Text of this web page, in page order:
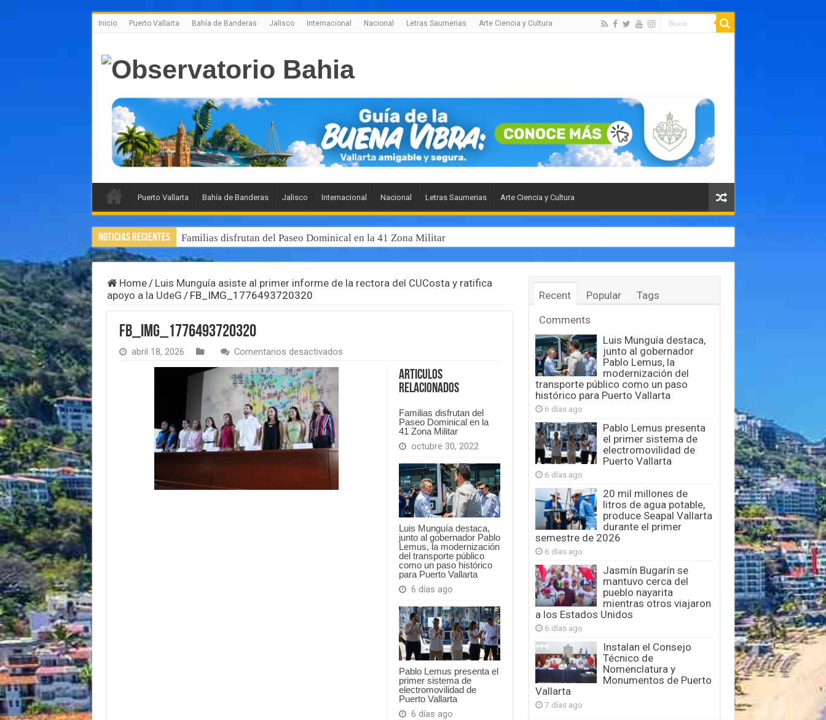
Inicio Puerto Vallarta Bahía de Banderas Jalisco Internacional Nacional Letras Saumerias Arte Ciencia y Cultura
Puerto Vallarta Bahía de Banderas Jalisco Internacional Nacional Letras Saumerias Arte Ciencia y Cultura
Noticias Recientes Familias disfrutan del Paseo Dominical en la 41 Zona Militar
Home/ Luis Munguía asiste al primer informe de la rectora del CUCosta y ratifica
apoyo a la UdeG / FB_IMG_1776493720320
FB_IMG_1776493720320
abril 18, 2026 Comentarios desactivadosen
Articulos
Relacionados
Familias disfrutan del
Paseo Dominical en la
41 Zona Militar
octubre 30, 2022
Luis Munguía destaca,
junto al gobernador Pablo
Lemus, la modernización
del transporte público
como un paso histórico
para Puerto Vallarta
6 días ago
Pablo Lemus presenta el
primer sistema de
electromovilidad de
Puerto Vallarta
6 días ago
Recent Popular
Tags
Comments
Luis Munguía destaca,
junto al gobernador
Pablo Lemus, la
modernización del
transporte público como un paso
histórico para Puerto Vallarta
6 días ago
Pablo Lemus presenta
el primer sistema de
electromovilidad de
Puerto Vallarta
6 días ago
20 mil millones de
litros de agua potable,
produce Seapal Vallarta
durante el primer
semestre de 2026
6 días ago
Jasmín Bugarín se
mantuvo cerca del
pueblo nayarita
mientras otros viajaron
a los Estados Unidos
6 días ago
Instalan el Consejo
Técnico de
Nomenclatura y
Monumentos de Puerto
Vallarta
7 días ago